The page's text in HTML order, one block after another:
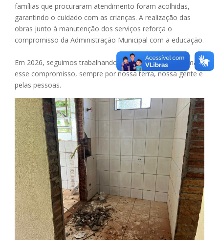
famílias que procuraram atendimento foram acolhidas,
garantindo o cuidado com as crianças. A realização das
obras junto à manutenção dos serviços reforça o
compromisso da Administração Municipal com a educação.
Em 2026, seguimos trabalhando para fortalecer ainda mais
esse compromisso, sempre por nossa terra, nossa gente e
pelas pessoas.